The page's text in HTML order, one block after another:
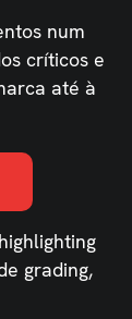
num
críticos e
até à